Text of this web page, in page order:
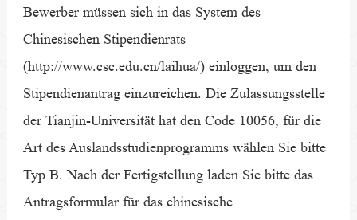
Bewerber müssen sich in das System des
Chinesischen Stipendienrats
(http://www.csc.edu.cn/laihua/) einloggen, um den
Stipendienantrag einzureichen. Die Zulassungsstelle
der Tianjin-Universität hat den Code 10056, für die
Art des Auslandsstudienprogramms wählen Sie bitte
Typ B. Nach der Fertigstellung laden Sie bitte das
Antragsformular für das chinesische